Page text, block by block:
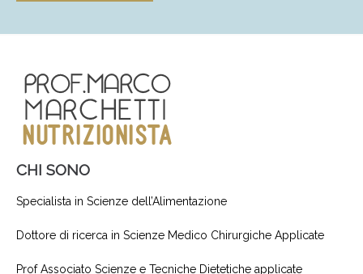
CHI SONO
Specialista in Scienze dell’Alimentazione
Dottore di ricerca in Scienze Medico Chirurgiche Applicate
Prof Associato Scienze e Tecniche Dietetiche applicate